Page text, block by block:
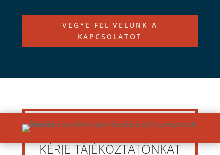
VEGYE FEL VELÜNK A
KAPCSOLATOT
KÉRJE TÁJÉKOZTATÓNKAT